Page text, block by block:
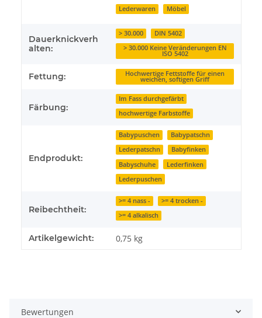
Lederwaren
Möbel
Dauerknickverh
alten:
> 30.000
DIN 5402
> 30.000 Keine Veränderungen EN
ISO 5402
Fettung: Hochwertige Fettstoffe für einen
weichen, softigen Griff
Färbung:
Im Fass durchgefärbt
hochwertige Farbstoffe
Endprodukt:
Babypuschen
Babypatschn
Lederpatschn
Babyfinken
Babyschuhe
Lederfinken
Lederpuschen
Reibechtheit:
>= 4 nass -
>= 4 trocken -
>= 4 alkalisch
Artikelgewicht: 0,75 kg
Bewertungen